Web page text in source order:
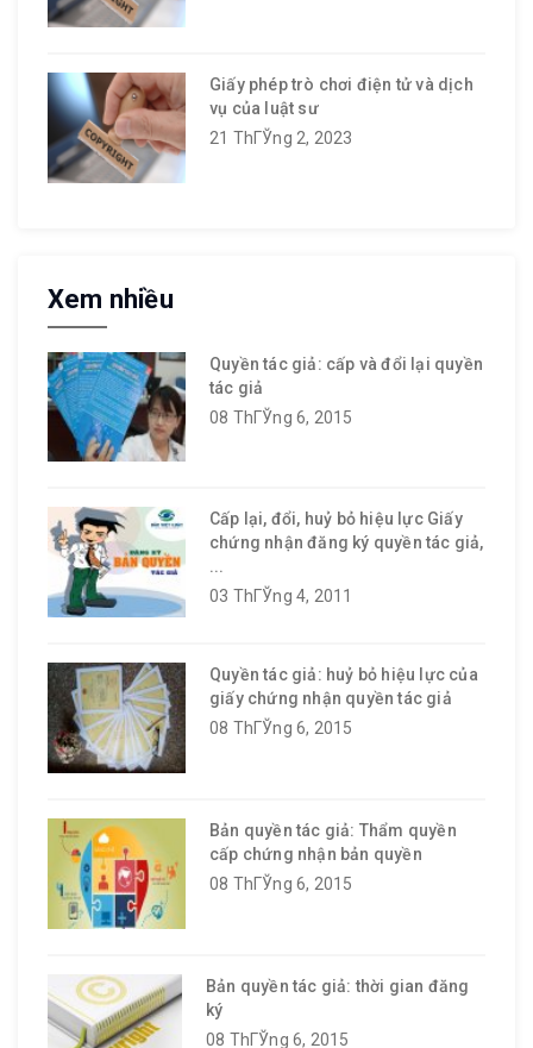
Giấy phép trò chơi điện tử và dịch
vụ của luật sư
21 ThГЎng 2, 2023
Xem nhiều
Quyền tác giả: cấp và đổi lại quyền
tác giả
08 ThГЎng 6, 2015
Cấp lại, đổi, huỷ bỏ hiệu lực Giấy
chứng nhận đăng ký quyền tác giả,
...
03 ThГЎng 4, 2011
Quyền tác giả: huỷ bỏ hiệu lực của
giấy chứng nhận quyền tác giả
08 ThГЎng 6, 2015
Bản quyền tác giả: Thẩm quyền
cấp chứng nhận bản quyền
08 ThГЎng 6, 2015
Bản quyền tác giả: thời gian đăng
ký
08 ThГЎng 6, 2015